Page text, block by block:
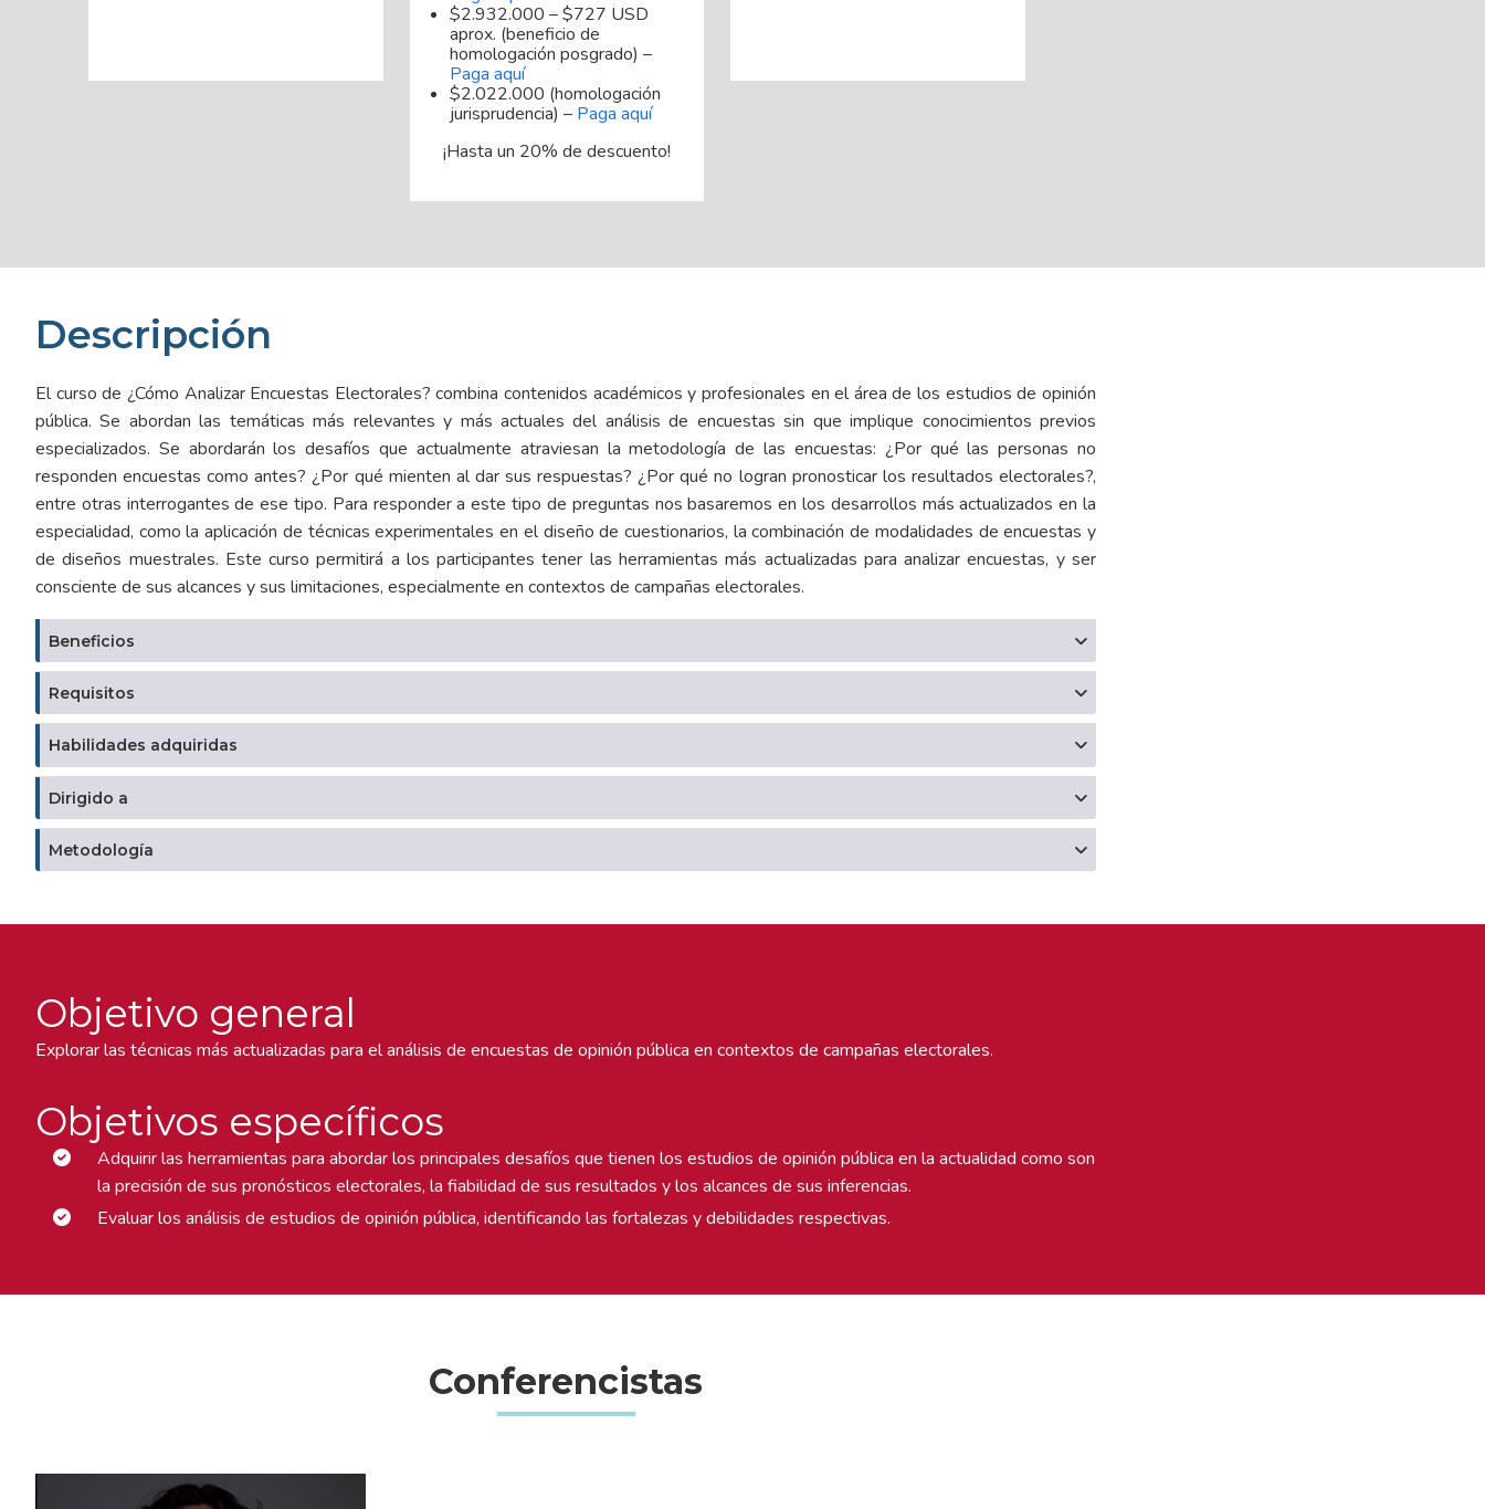
$2.932.000 – $727 USD
aprox. (beneficio de
homologación posgrado) –
Paga aquí
$2.022.000 (homologación
jurisprudencia) – Paga aquí
¡Hasta un 20% de descuento!
Descripción
El curso de ¿Cómo Analizar Encuestas Electorales? combina contenidos académicos y profesionales en el área de los estudios de opinión
pública. Se abordan las temáticas más relevantes y más actuales del análisis de encuestas sin que implique conocimientos previos
especializados. Se abordarán los desafíos que actualmente atraviesan la metodología de las encuestas: ¿Por qué las personas no
responden encuestas como antes? ¿Por qué mienten al dar sus respuestas? ¿Por qué no logran pronosticar los resultados electorales?,
entre otras interrogantes de ese tipo. Para responder a este tipo de preguntas nos basaremos en los desarrollos más actualizados en la
especialidad, como la aplicación de técnicas experimentales en el diseño de cuestionarios, la combinación de modalidades de encuestas y
de diseños muestrales. Este curso permitirá a los participantes tener las herramientas más actualizadas para analizar encuestas, y ser
consciente de sus alcances y sus limitaciones, especialmente en contextos de campañas electorales.
Beneficios
Requisitos
Habilidades adquiridas
Dirigido a
Metodología
Objetivo general
Explorar las técnicas más actualizadas para el análisis de encuestas de opinión pública en contextos de campañas electorales.
Objetivos específicos
Adquirir las herramientas para abordar los principales desafíos que tienen los estudios de opinión pública en la actualidad como son
la precisión de sus pronósticos electorales, la fiabilidad de sus resultados y los alcances de sus inferencias.
Evaluar los análisis de estudios de opinión pública, identificando las fortalezas y debilidades respectivas.
Conferencistas